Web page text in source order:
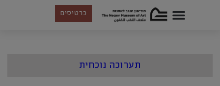
כרטיסים
תערוכה נוכחית